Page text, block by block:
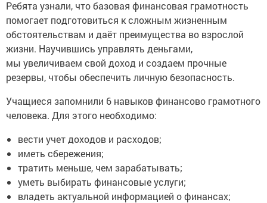
Ребята узнали, что базовая финансовая грамотность
помогает подготовиться к сложным жизненным
обстоятельствам и даёт преимущества во взрослой
жизни. Научившись управлять деньгами,
мы увеличиваем свой доход и создаем прочные
резервы, чтобы обеспечить личную безопасность.
Учащиеся запомнили 6 навыков финансово грамотного
человека. Для этого необходимо:
вести учет доходов и расходов;
иметь сбережения;
тратить меньше, чем зарабатывать;
уметь выбирать финансовые услуги;
владеть актуальной информацией о финансах;